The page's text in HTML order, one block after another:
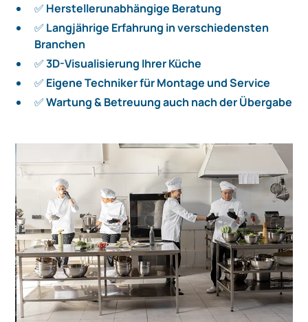
✅ Herstellerunabhängige Beratung
✅ Langjährige Erfahrung in verschiedensten
Branchen
✅3D-Visualisierung Ihrer Küche
✅ Eigene Techniker für Montage und Service
✅Wartung & Betreuung auch nach der Übergabe